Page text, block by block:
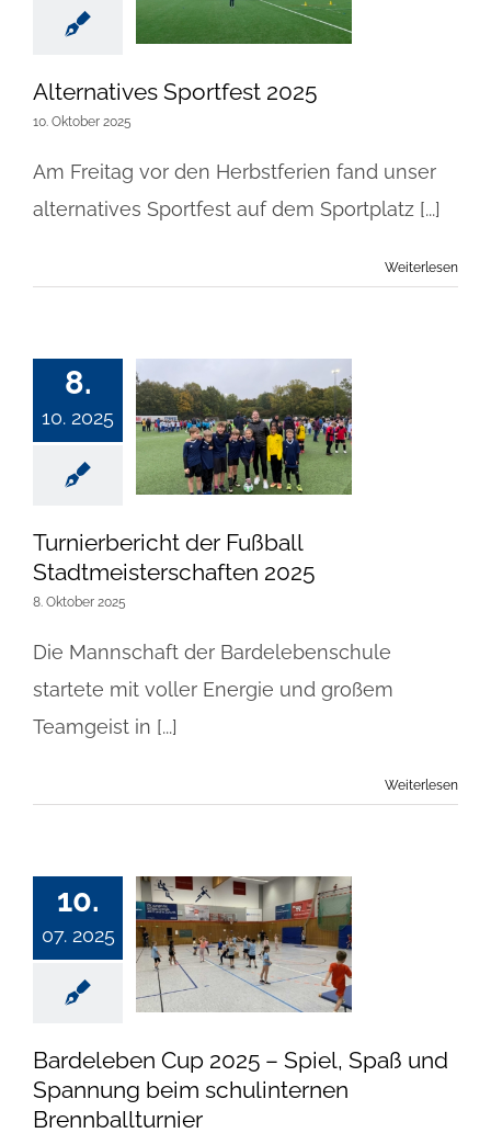
Alternatives Sportfest 2025
10. Oktober 2025
Am Freitag vor den Herbstferien fand unser
alternatives Sportfest auf dem Sportplatz [...]
Weiterlesen
8.
10. 2025
Turnierbericht
der Fußball
Stadtmeisterschaften
2025
Turnierbericht der Fußball
Stadtmeisterschaften 2025
8. Oktober 2025
Die Mannschaft der Bardelebenschule
startete mit voller Energie und großem
Teamgeist in [...]
Weiterlesen
10.
07. 2025
Bardeleben Cup
2025 – Spiel,
Spaß und
Spannung beim
Bardeleben Cup 2025 – Spiel, Spaß und
Spannung beim schulinternen
Brennballturnier